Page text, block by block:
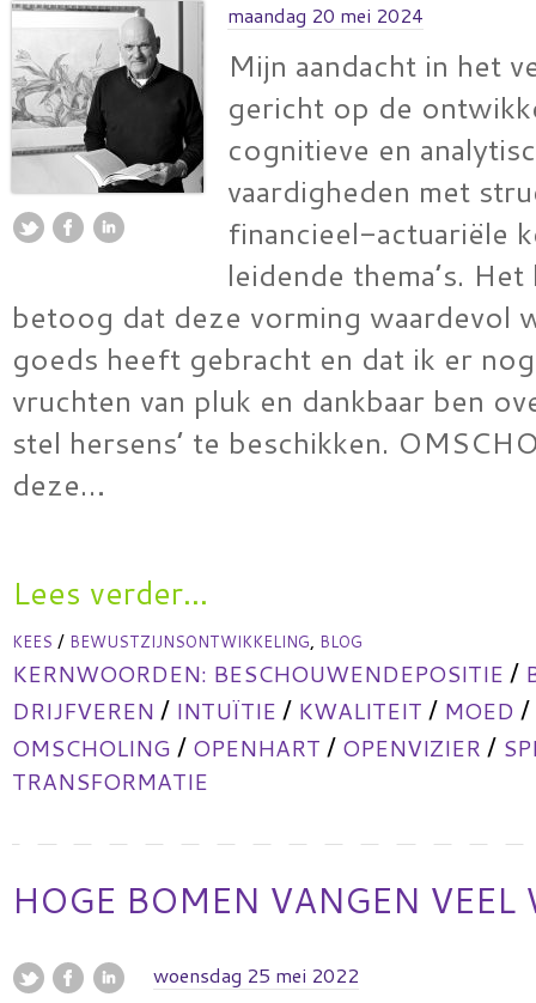
maandag 20 mei 2024
Mijn aandacht in het
gericht op de
cognitieve en
vaardigheden met
financieel-actuariële
leidende thema’s.
betoog dat deze vorming waardevol
goeds heeft gebracht en dat ik er
vruchten van pluk en dankbaar ben
stel hersens’ te beschikken.
deze…
Lees verder...
KEES / BEWUSTZIJNSONTWIKKELING, BLOG
KERNWOORDEN: BESCHOUWENDEPOSITIE /
DRIJFVEREN / INTUÏTIE / KWALITEIT / MOED /
OMSCHOLING / OPENHART / OPENVIZIER /
TRANSFORMATIE
HOGE BOMEN VANGEN
woensdag 25 mei 2022